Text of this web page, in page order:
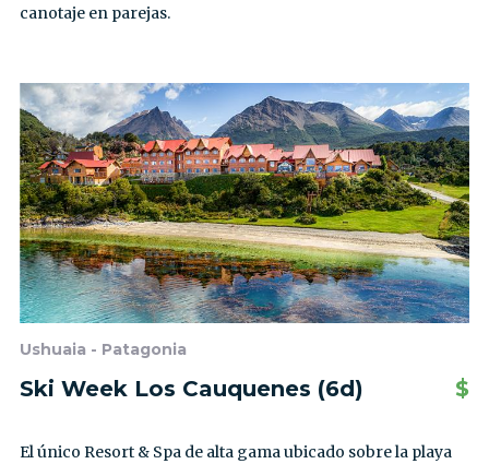
canotaje en parejas.
Ushuaia - Patagonia
Ski Week Los Cauquenes (6d) $
El único Resort & Spa de alta gama ubicado sobre la playa